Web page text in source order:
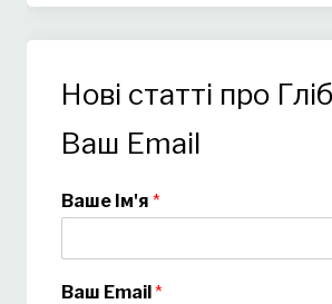
Нові статті про
Ваш Email
Ваше Ім'я *
Ваш Email*